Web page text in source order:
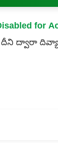
for
దీని ద్వారా